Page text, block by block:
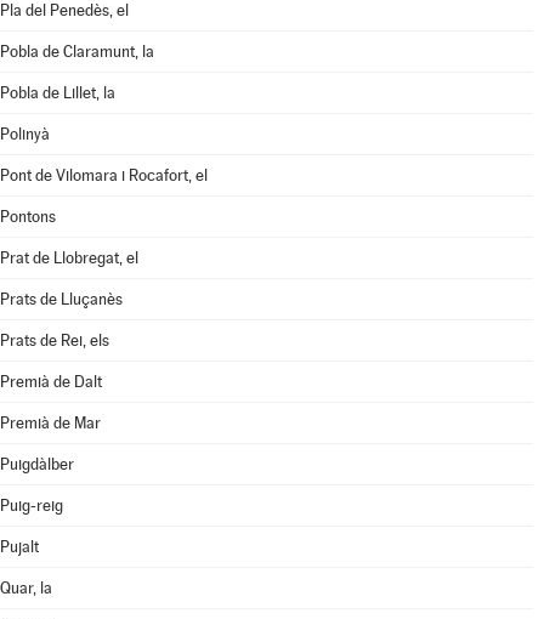
Pla del Penedès, el
Pobla de Claramunt, la
Pobla de Lillet, la
Polinyà
Pont de Vilomara i Rocafort, el
Pontons
Prat de Llobregat, el
Prats de Lluçanès
Prats de Rei, els
Premià de Dalt
Premià de Mar
Puigdàlber
Puig-reig
Pujalt
Quar, la